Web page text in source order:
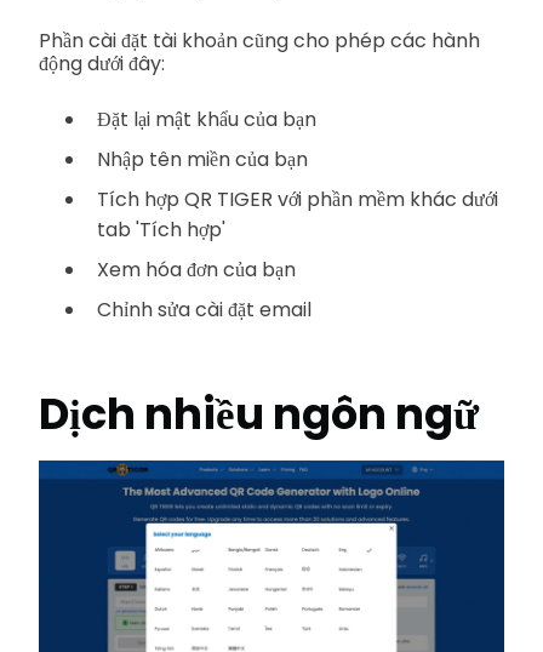
Phần cài đặt tài khoản cũng cho phép các hành
động dưới đây:
Đặt lại mật khẩu của bạn
Nhập tên miền của bạn
Tích hợp QR TIGER với phần mềm khác dưới
tab 'Tích hợp'
Xem hóa đơn của bạn
Chỉnh sửa cài đặt email
Dịch nhiều ngôn ngữ